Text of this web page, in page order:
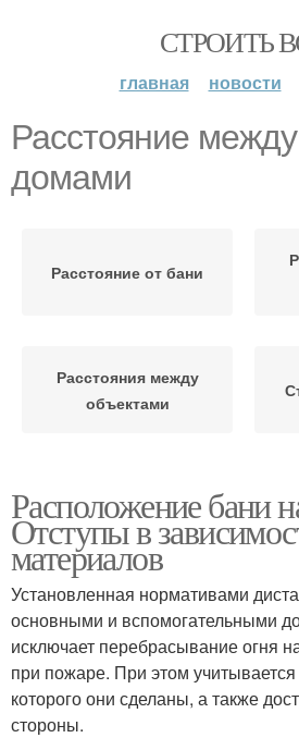
СТРОИТЬ
главная новости
Расстояние
домами
Расстояние от бани
Расстояния между
объектами
Расположение бани
Отступы в
материалов
Установленная нормативами
основными и вспомогательными
исключает перебрасывание огня
при пожаре. При этом
которого они сделаны, а также
стороны.